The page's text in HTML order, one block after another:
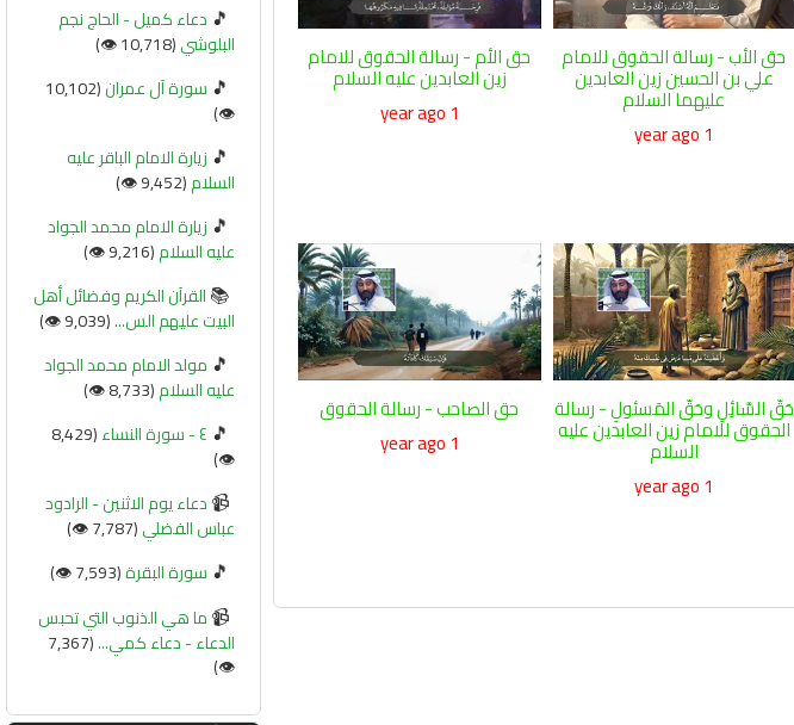
حق الأب - رسالة الحقوق للامام
علي بن الحسين زين العابدين
عليهما السلام
1 year ago
حق الأم - رسالة الحقوق للامام
زين العابدين عليه السلام
1 year ago
حَقّ السَّائِلِ وحَقّ المَسئولِ - رسالة
الحقوق للامام زين العابدين عليه
السلام
1 year ago
حق الصاحب - رسالة الحقوق
1 year ago
🎵 دعاء كميل - الحاج نجم
البلوشي(10,718 👁️)
🎵 سورة آل عمران (10,102
👁️)
🎵 زيارة الامام الباقر عليه
السلام(9,452 👁️)
🎵 زيارة الامام محمد الجواد
عليه السلام(9,216 👁️)
📚القرآن الكريم وفضائل أهل
البيت عليهم الس...(9,039 👁️)
🎵 مولد الامام محمد الجواد
عليه السلام(8,733 👁️)
🎵 ٤ - سورة النساء
(8,429
👁️)
📹دعاء يوم الاثنين - الرادود
عباس الفضلي(7,787 👁️)
🎵 سورة البقرة(7,593 👁️)
📹ما هي الذنوب التي تحبس
الدعاء - دعاء كمي... (7,367
👁️)